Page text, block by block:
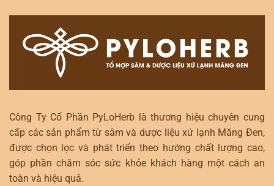
Công Ty Cổ Phần PyLoHerb là thương hiệu chuyên cung
cấp các sản phẩm từ sâm và dược liệu xứ lạnh Măng Đen,
được chọn lọc và phát triển theo hướng chất lượng cao,
góp phần chăm sóc sức khỏe khách hàng một cách an
toàn và hiệu quả.